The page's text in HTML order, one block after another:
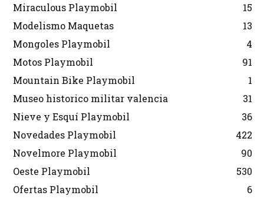
Miraculous Playmobil
15
Modelismo Maquetas
13
Mongoles Playmobil
4
Motos Playmobil
91
Mountain Bike Playmobil
1
Museo historico militar valencia
31
Nieve y Esquí Playmobil
36
Novedades Playmobil
422
Novelmore Playmobil
90
Oeste Playmobil
530
Ofertas Playmobil
6